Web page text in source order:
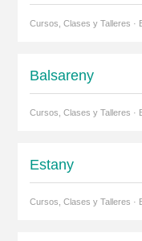
Cursos, Clases y Talleres ·
Balsareny
Cursos, Clases y Talleres ·
Estany
Cursos, Clases y Talleres ·